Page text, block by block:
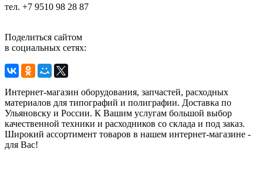
тел. +7 9510 98 28 87
Поделиться сайтом
в социальных сетях:
Интернет-магазин оборудования, запчастей, расходных
материалов для типографий и полиграфии. Доставка по
Ульяновску и России. К Вашим услугам большой выбор
качественной техники и расходников со склада и под заказ.
Широкий ассортимент товаров в нашем интернет-магазине -
для Вас!